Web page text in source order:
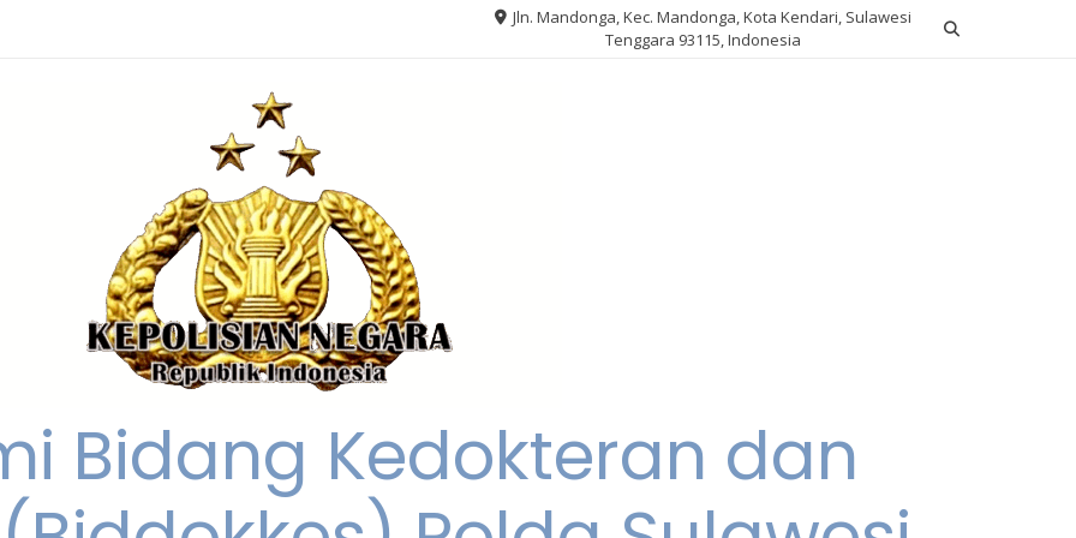
Jln. Mandonga, Kec. Mandonga, Kota Kendari, Sulawesi
Tenggara 93115, Indonesia
Bidang Kedokteran dan